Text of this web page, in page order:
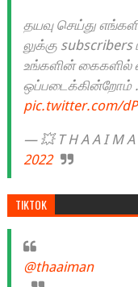
தயவு செய்து
லுக்கு
உங்களின்
ஒப்படைக்கின்றோம் .
pic.twitter.com/
— 💥 T H A A I M
2022
TIKTOK
@thaaiman